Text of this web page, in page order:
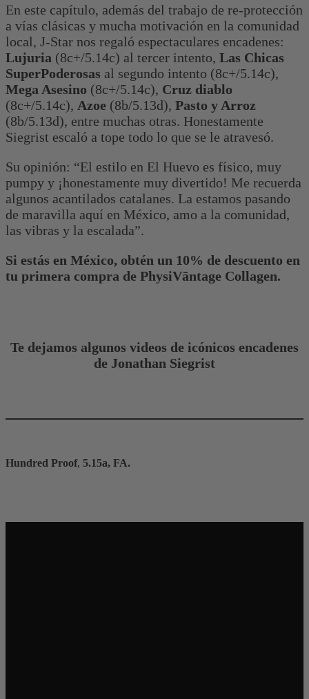
En este capítulo, además del trabajo de re-protección
a vías clásicas y mucha motivación en la comunidad
local, J-Star nos regaló espectaculares encadenes:
Lujuria (8c+/5.14c) al tercer intento, Las Chicas
SuperPoderosas al segundo intento (8c+/5.14c),
Mega Asesino (8c+/5.14c), Cruz diablo
(8c+/5.14c), Azoe (8b/5.13d), Pasto y Arroz
(8b/5.13d), entre muchas otras. Honestamente
Siegrist escaló a tope todo lo que se le atravesó.
Su opinión: “El estilo en El Huevo es físico, muy
pumpy y ¡honestamente muy divertido! Me recuerda
algunos acantilados catalanes. La estamos pasando
de maravilla aquí en México, amo a la comunidad,
las vibras y la escalada”.
Si estás en México, obtén un 10% de descuento en
tu primera compra de PhysiVāntage Collagen.
Te dejamos algunos videos de icónicos encadenes
de Jonathan Siegrist
Hundred Proof, 5.15a, FA.